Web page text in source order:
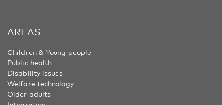
AREAS
Children & Young people
Public health
Disability issues
Welfare technology
Older adults